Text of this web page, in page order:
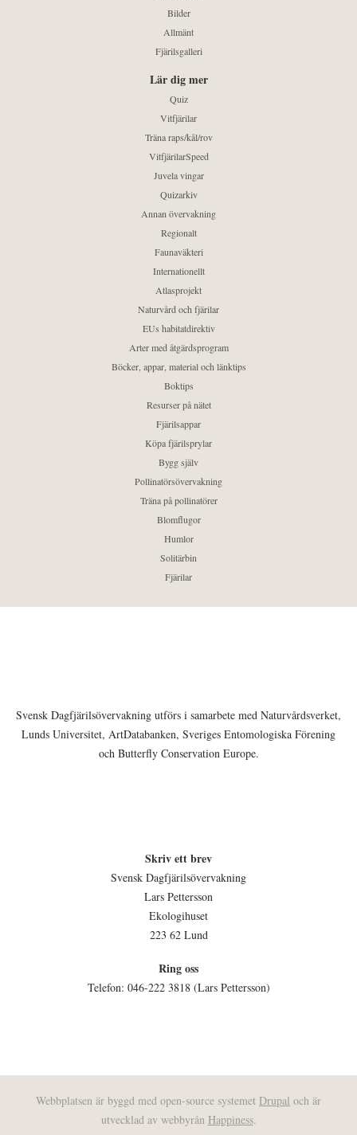
Bilder
Allmänt
Fjärilsgalleri
Lär dig mer
Quiz
Vitfjärilar
Träna raps/kål/rov
VitfjärilarSpeed
Juvela vingar
Quizarkiv
Annan övervakning
Regionalt
Faunaväkteri
Internationellt
Atlasprojekt
Naturvård och fjärilar
EUs habitatdirektiv
Arter med åtgärdsprogram
Böcker, appar, material och länktips
Boktips
Resurser på nätet
Fjärilsappar
Köpa fjärilsprylar
Bygg själv
Pollinatörsövervakning
Träna på pollinatörer
Blomflugor
Humlor
Solitärbin
Fjärilar
Svensk Dagfjärilsövervakning utförs i samarbete med Naturvårdsverket,
Lunds Universitet, ArtDatabanken, Sveriges Entomologiska Förening
och Butterfly Conservation Europe.
Skriv ett brev
Svensk Dagfjärilsövervakning
Lars Pettersson
Ekologihuset
223 62 Lund
Ring oss
Telefon: 046-222 3818 (Lars Pettersson)
Webbplatsen är byggd med open-source systemet Drupal och är
utvecklad av webbyrån Happiness.